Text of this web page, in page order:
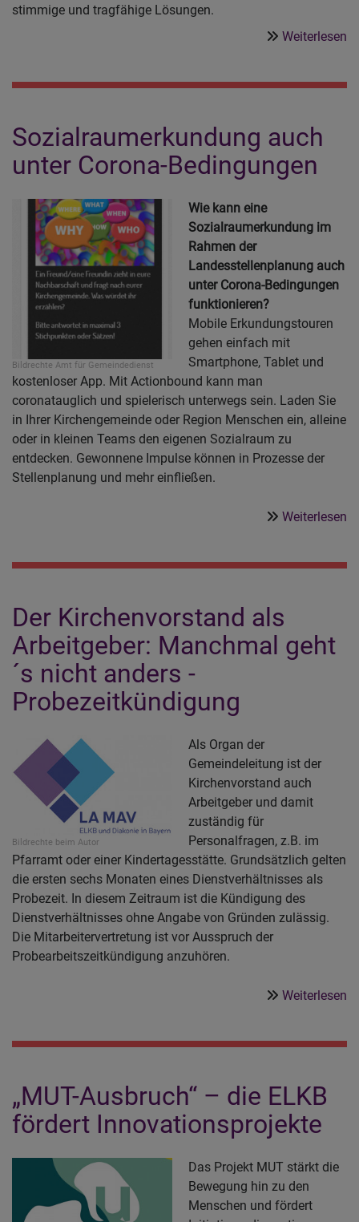
stimmige und tragfähige Lösungen.
Weiterlesen
Sozialraumerkundung auch
unter Corona-Bedingungen
Bildrechte Amt für Gemeindedienst
Wie kann eine
Sozialraumerkundung im
Rahmen der
Landesstellenplanung auch
unter Corona-Bedingungen
funktionieren?
Mobile Erkundungstouren
gehen einfach mit
Smartphone, Tablet und
kostenloser App. Mit Actionbound kann man
coronatauglich und spielerisch unterwegs sein. Laden Sie
in Ihrer Kirchengemeinde oder Region Menschen ein, alleine
oder in kleinen Teams den eigenen Sozialraum zu
entdecken. Gewonnene Impulse können in Prozesse der
Stellenplanung und mehr einfließen.
Weiterlesen
Der Kirchenvorstand als
Arbeitgeber: Manchmal geht
´s nicht anders -
Probezeitkündigung
Bildrechte beim Autor
Als Organ der
Gemeindeleitung ist der
Kirchenvorstand auch
Arbeitgeber und damit
zuständig für
Personalfragen, z.B. im
Pfarramt oder einer Kindertagesstätte. Grundsätzlich gelten
die ersten sechs Monaten eines Dienstverhältnisses als
Probezeit. In diesem Zeitraum ist die Kündigung des
Dienstverhältnisses ohne Angabe von Gründen zulässig.
Die Mitarbeitervertretung ist vor Ausspruch der
Probearbeitszeitkündigung anzuhören.
Weiterlesen
„MUT-Ausbruch“ – die ELKB
fördert Innovationsprojekte
Das Projekt MUT stärkt die
Bewegung hin zu den
Menschen und fördert